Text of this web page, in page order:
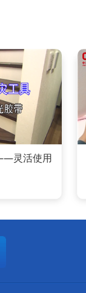
灵活使用